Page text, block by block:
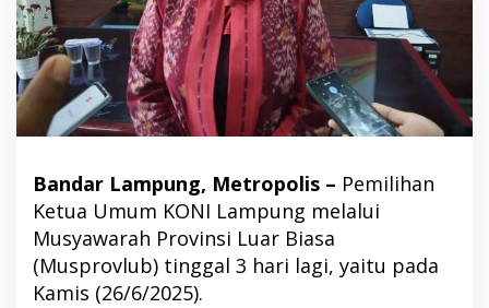
Bandar Lampung, Metropolis – Pemilihan
Ketua Umum KONI Lampung melalui
Musyawarah Provinsi Luar Biasa
(Musprovlub) tinggal 3 hari lagi, yaitu pada
Kamis (26/6/2025).